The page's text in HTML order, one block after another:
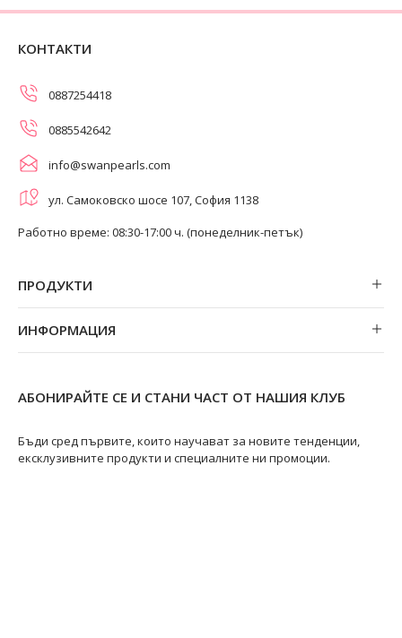
КОНТАКТИ
0887254418
0885542642
info@swanpearls.com
ул. Самоковско шосе 107, София 1138
Работно време: 08:30-17:00 ч. (понеделник-петък)
ПРОДУКТИ
Гривни
ИНФОРМАЦИЯ
Магазини
Ремонт на бижута
Видове перли
АБОНИРАЙТЕ СЕ И СТАНИ ЧАСТ ОТ НАШИЯ КЛУБ
Бъди сред първите, които научават за новите тенденции,
ексклузивните продукти и специалните ни промоции.